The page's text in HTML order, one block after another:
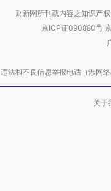
财新网所刊载内容之知识产
京ICP证090880号
违法和不良信息举报电话（涉网
关于